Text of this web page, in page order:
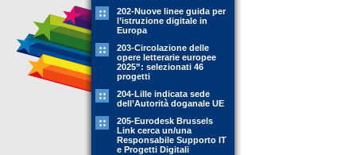
202-Nuove linee guida per
l’istruzione digitale in
Europa
203-Circolazione delle
opere letterarie europee
2025”: selezionati 46
progetti
204-Lille indicata sede
dell’Autorità doganale UE
205-Eurodesk Brussels
Link cerca un/una
Responsabile Supporto IT
e Progetti Digitali